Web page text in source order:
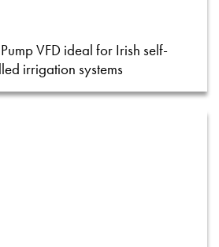
VFD ideal for Irish self-
irrigation systems